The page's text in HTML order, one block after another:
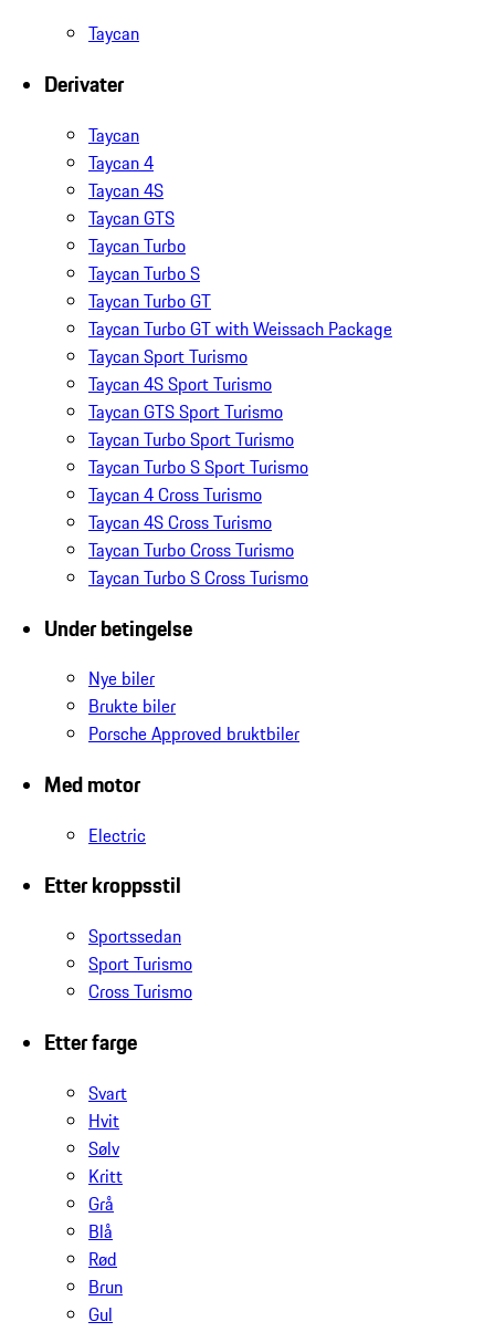
Taycan
Derivater
Taycan
Taycan 4
Taycan 4S
Taycan GTS
Taycan Turbo
Taycan Turbo S
Taycan Turbo GT
Taycan Turbo GT with Weissach Package
Taycan Sport Turismo
Taycan 4S Sport Turismo
Taycan GTS Sport Turismo
Taycan Turbo Sport Turismo
Taycan Turbo S Sport Turismo
Taycan 4 Cross Turismo
Taycan 4S Cross Turismo
Taycan Turbo Cross Turismo
Taycan Turbo S Cross Turismo
Under betingelse
Nye biler
Brukte biler
Porsche Approved bruktbiler
Med motor
Electric
Etter kroppsstil
Sportssedan
Sport Turismo
Cross Turismo
Etter farge
Svart
Hvit
Sølv
Kritt
Grå
Blå
Rød
Brun
Gul